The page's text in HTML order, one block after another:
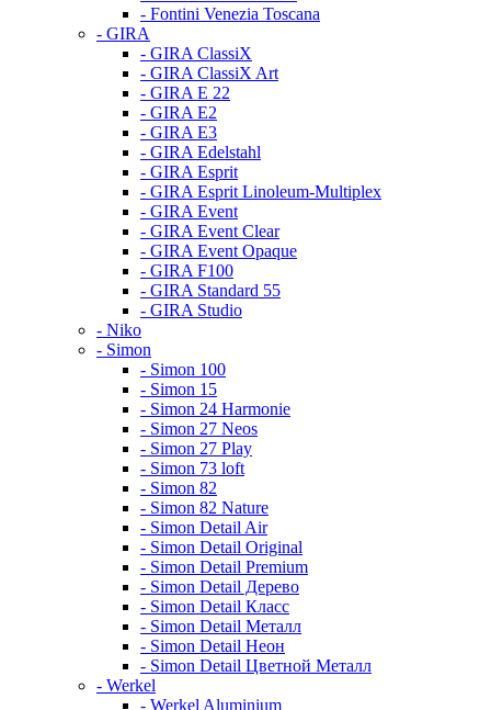
- Fontini Venezia Toscana
- GIRA
- GIRA ClassiX
- GIRA ClassiX Art
- GIRA E 22
- GIRA E2
- GIRA E3
- GIRA Edelstahl
- GIRA Esprit
- GIRA Esprit Linoleum-Multiplex
- GIRA Event
- GIRA Event Clear
- GIRA Event Opaque
- GIRA F100
- GIRA Standard 55
- GIRA Studio
- Niko
- Simon
- Simon 100
- Simon 15
- Simon 24 Harmonie
- Simon 27 Neos
- Simon 27 Play
- Simon 73 loft
- Simon 82
- Simon 82 Nature
- Simon Detail Air
- Simon Detail Original
- Simon Detail Premium
- Simon Detail Дерево
- Simon Detail Класс
- Simon Detail Металл
- Simon Detail Неон
- Simon Detail Цветной Металл
- Werkel
- Werkel Aluminium